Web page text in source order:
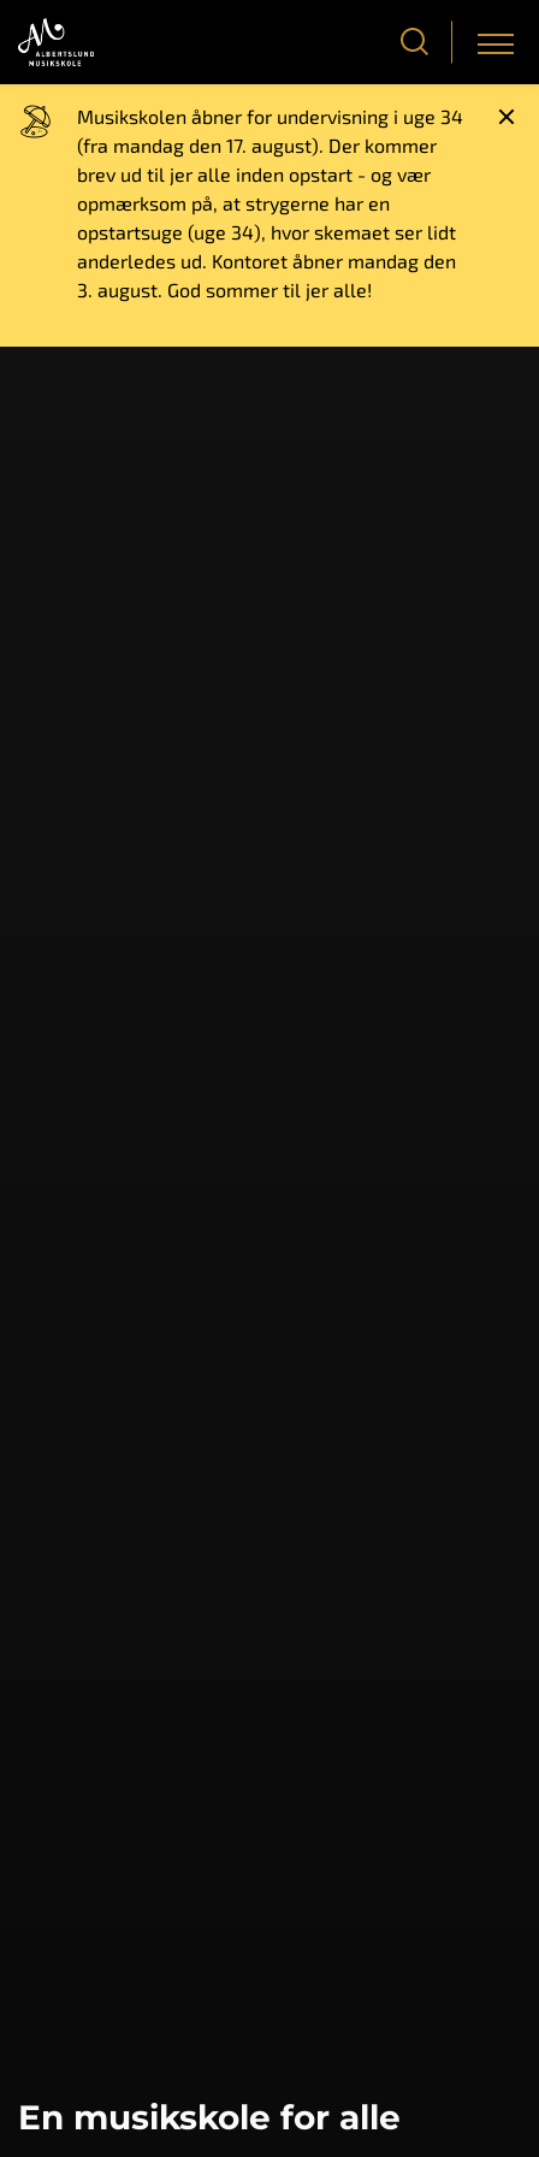
Musikskolen åbner for undervisning i uge 34
(fra mandag den 17. august). Der kommer
brev ud til jer alle inden opstart - og vær
opmærksom på, at strygerne har en
opstartsuge (uge 34), hvor skemaet ser lidt
anderledes ud. Kontoret åbner mandag den
3. august. God sommer til jer alle!
En musikskole for alle